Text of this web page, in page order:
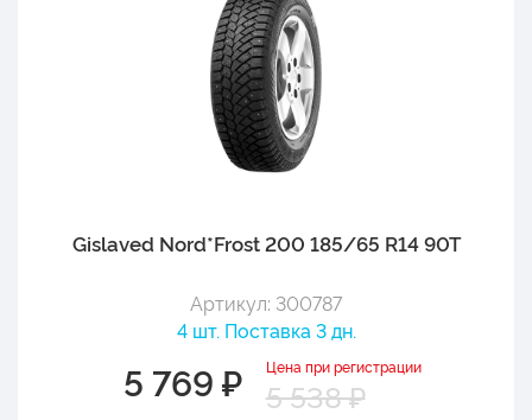
Gislaved Nord*Frost 200 185/65 R14 90T
Артикул: 300787
4 шт. Поставка 3 дн.
5 769 ₽ Цена при регистрации
5 538 ₽